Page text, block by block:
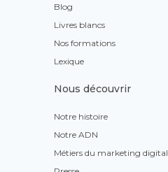
Blog
Livres blancs
Nos formations
Lexique
Nous découvrir
Notre histoire
Notre ADN
Métiers du marketing digital